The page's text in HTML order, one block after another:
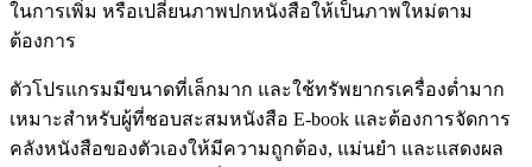
ในการเพิ่ม หรือเปลี่ยนภาพปกหนังสือให้เป็นภาพใหม่ตาม
ต้องการ
ตัวโปรแกรมมีขนาดที่เล็กมาก และใช้ทรัพยากรเครื่องต่ำมาก
เหมาะสำหรับผู้ที่ชอบสะสมหนังสือ E-book และต้องการจัดการ
คลังหนังสือของตัวเองให้มีความถูกต้อง, แม่นยำ และแสดงผล